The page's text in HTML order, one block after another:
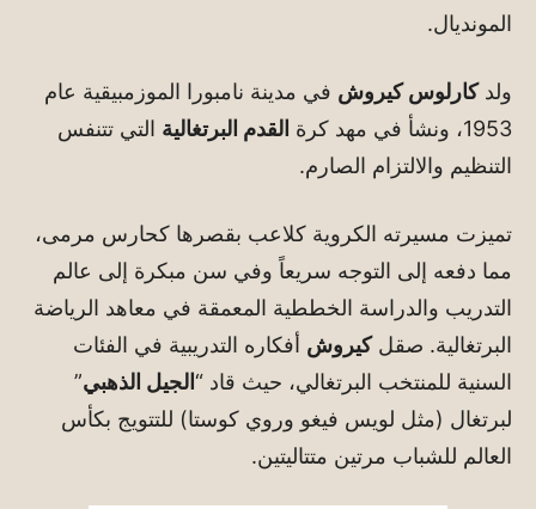
المونديال.
ولدكارلوس كيروش في مدينة نامبورا الموزمبيقية عام
1953، ونشأ في مهد كرة
القدم البرتغالية التي تتنفس
التنظيم والالتزام الصارم.
تميزت مسيرته الكروية كلاعب بقصرها كحارس مرمى،
مما دفعه إلى التوجه سريعاً وفي سن مبكرة إلى عالم
التدريب والدراسة الخططية المعمقة في معاهد الرياضة
البرتغالية. صقلكيروش أفكاره التدريبية في الفئات
السنية للمنتخب البرتغالي، حيث قاد “الجيل الذهبي”
لبرتغال (مثل لويس فيغو وروي كوستا) للتتويج بكأس
العالم للشباب مرتين متتاليتين.